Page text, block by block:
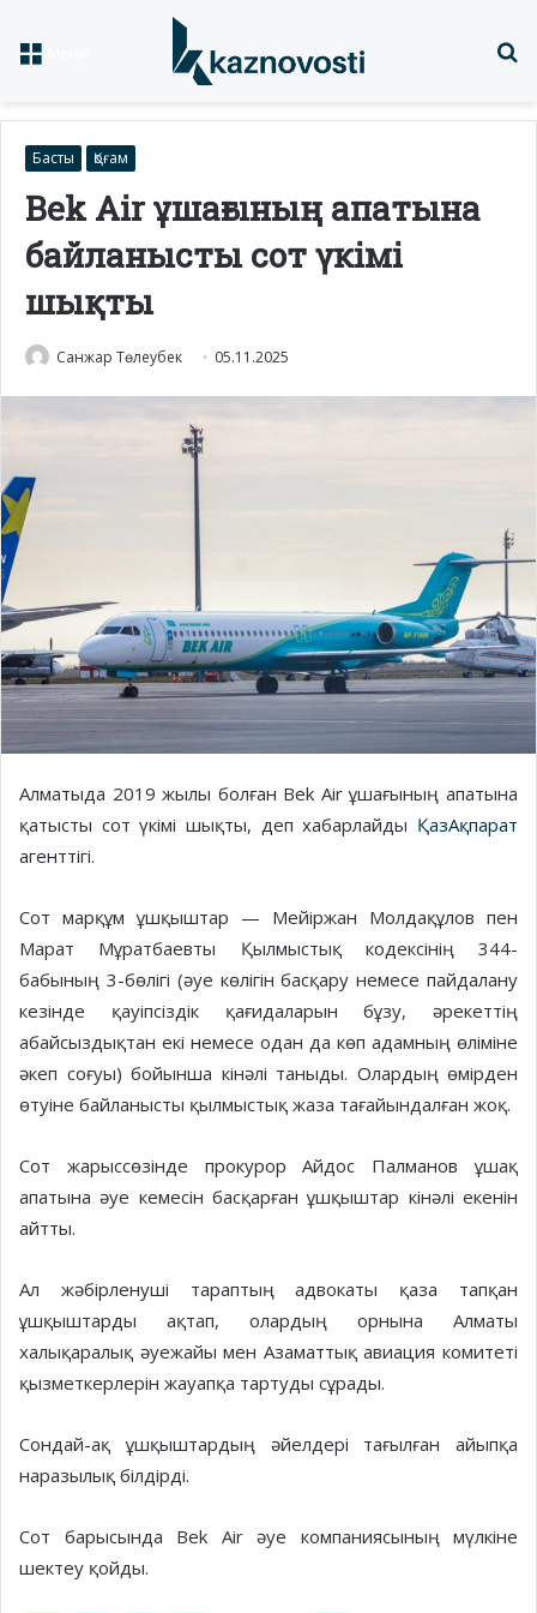
Басты Қоғам
Bek Air ұшағының апатына
байланысты сот үкімі
шықты
Санжар Төлеубек 05.11.2025
Алматыда 2019 жылы болған Bek Air ұшағының апатына
қатысты сот үкімі шықты, деп хабарлайды ҚазАқпарат
агенттігі.
Сот марқұм ұшқыштар — Мейіржан Молдақұлов пен
Марат Мұратбаевты Қылмыстық кодексінің 344-
бабының 3-бөлігі (әуе көлігін басқару немесе пайдалану
кезінде қауіпсіздік қағидаларын бұзу, әрекеттің
абайсыздықтан екі немесе одан да көп адамның өліміне
әкеп соғуы) бойынша кінәлі таныды. Олардың өмірден
өтуіне байланысты қылмыстық жаза тағайындалған жоқ.
Сот жарыссөзінде прокурор Айдос Палманов ұшақ
апатына әуе кемесін басқарған ұшқыштар кінәлі екенін
айтты.
Ал жәбірленуші тараптың адвокаты қаза тапқан
ұшқыштарды ақтап, олардың орнына Алматы
халықаралық әуежайы мен Азаматтық авиация комитеті
қызметкерлерін жауапқа тартуды сұрады.
Сондай-ақ ұшқыштардың әйелдері тағылған айыпқа
наразылық білдірді.
Сот барысында Bek Air әуе компаниясының мүлкіне
шектеу қойды.